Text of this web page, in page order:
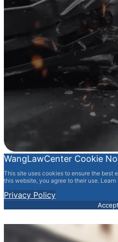
WangLawCenter Cookie
This site uses cookies to ensure the best
this website, you agree to their use.
Privacy Policy